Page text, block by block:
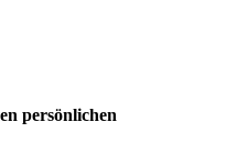
persönlichen